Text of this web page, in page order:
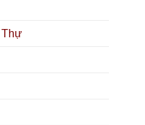
Thự